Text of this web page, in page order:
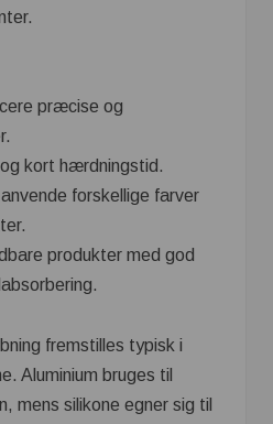
præcise og
kort hærdningstid.
forskellige farver
produkter med god
fremstilles typisk i
Aluminium bruges til
mens silikone egner sig til